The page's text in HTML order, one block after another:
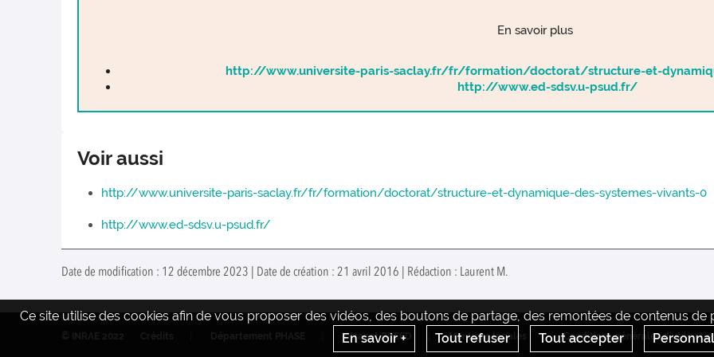
En savoir plus
http://www.universite-paris-saclay.fr/fr/formation/doctorat/structure-et-
http://www.ed-sdsv.u-psud.fr/
Voir aussi
http://www.universite-paris-saclay.fr/fr/formation/doctorat/structure-et-dynamique-des-systemes-vivants-0
http://www.ed-sdsv.u-psud.fr/
Date de modification : 12 décembre 2023 | Date de création : 21 avril 2016 | Rédaction : Laurent M.
Ce site utilise des cookies afin de vous proposer des vidéos, des boutons de partage, des remontées de contenus
En savoir +
Tout refuser Tout accepter
Intranet BREED Mentions legales Conditions générales